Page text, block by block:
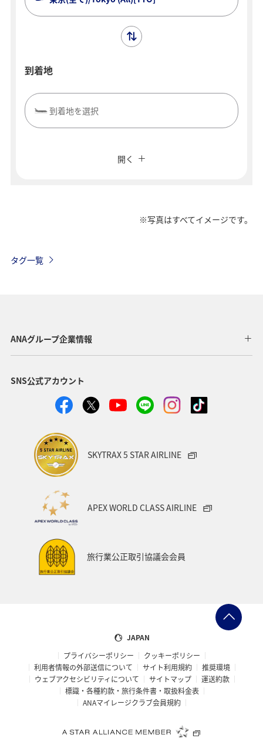
到着地
到着地を選択
経由地および乗り継ぎ所要時間を追加する
復路出発日および時間帯
日付を選択
経由地および乗り継ぎ所要時間を追加する
1人
プロモーションコードについて
前後3日の運賃を検索
・表示金額は選択いただいた条件でのもっともおトクな運賃となり
ます。
・表示金額と空席状況は最新ではない場合があります。[検索する]
ボタンより最新の空席照会結果をご確認ください。
・表示金額には、運賃、燃油特別付加運賃、航空保険特別料金
往復で異なるクラスで検索
開く
※写真はすべてイメージです。
タグ一覧
ANAグループ企業情報
SNS公式アカウント
SKYTRAX 5 STAR AIRLINE
APEX WORLD CLASS AIRLINE
旅行業公正取引協議会会員
JAPAN
プライバシーポリシー
クッキーポリシー
利用者情報の外部送信について
サイト利用規約
推奨環境
ウェブアクセシビリティについて
サイトマップ
運送約款
標識・各種約款・旅行条件書・取扱料金表
ANAマイレージクラブ会員規約